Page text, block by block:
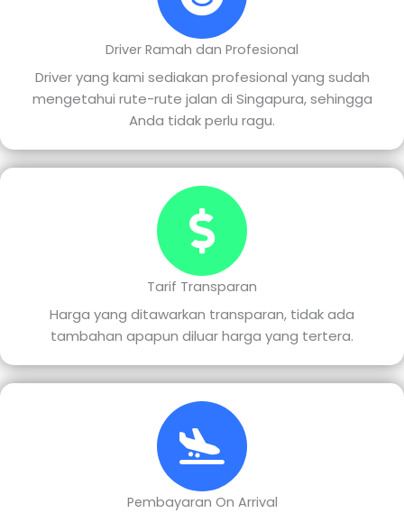
Driver Ramah dan Profesional
Driver yang kami sediakan profesional yang sudah
mengetahui rute-rute jalan di Singapura, sehingga
Anda tidak perlu ragu.
Tarif Transparan
Harga yang ditawarkan transparan, tidak ada
tambahan apapun diluar harga yang tertera.
Pembayaran On Arrival